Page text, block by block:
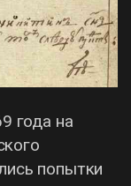
года на
попытки